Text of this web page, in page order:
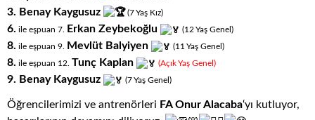
3. Benay Kaygusuz (7Yaş Kız)
6. ile eşpuan 7. Erkan Zeybekoğlu (12 Yaş Genel)
8. ile eşpuan 9. Mevlüt Balyiyen (11 Yaş Genel)
8. ile eşpuan 12. Tunç Kaplan (AçıkYaş Genel)
9. Benay Kaygusuz (7Yaş Genel)
Öğrencilerimizi ve antrenörleri FA Onur Alacaba‘yı kutluyor,